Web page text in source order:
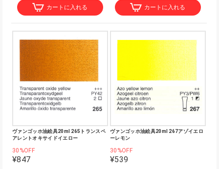
カートに入れる カートに入れる
ヴァンゴッホ油絵具20ml 265トランスペ
アレントオキサイドイエロー
30%OFF
¥847
ヴァンゴッホ油絵具20ml 267アゾイエロ
ーレモン
30%OFF
¥539